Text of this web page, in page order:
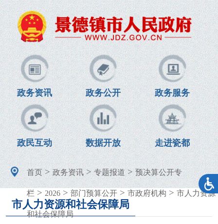
政务资讯 政务公开 政务服务
政民互动 数据开放 走进瓷都
首页>政务资讯>专题报道>预决算公开专
栏 > 2026> 部门预算公开> 市政府机构 > 市人力资源
和社会保障局
市人力资源和社会保障局